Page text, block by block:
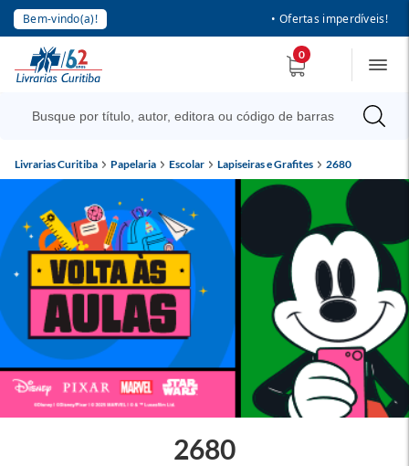
Bem-vindo(a)! • Ofertas imperdíveis!
0
Livrarias Curitiba Papelaria Escolar Lapiseiras e Grafites 2680
2680